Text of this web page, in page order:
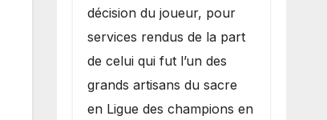
décision du joueur, pour
services rendus de la part
de celui qui fut l’un des
grands artisans du sacre
en Ligue des champions en